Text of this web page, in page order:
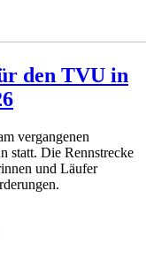
den TVU in
vergangenen
statt. Die Rennstrecke
und Läufer